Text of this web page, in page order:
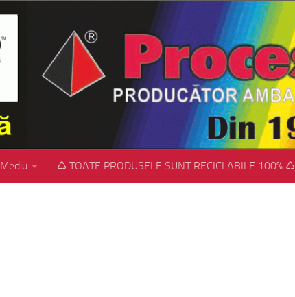
Mediu ♺ TOATE PRODUSELE SUNT RECICLABILE 100% ♺